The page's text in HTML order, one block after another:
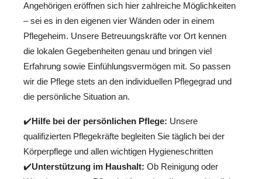
Angehörigen eröffnen sich hier zahlreiche Möglichkeiten
– sei es in den eigenen vier Wänden oder in einem
Pflegeheim. Unsere Betreuungskräfte vor Ort kennen
die lokalen Gegebenheiten genau und bringen viel
Erfahrung sowie Einfühlungsvermögen mit. So passen
wir die Pflege stets an den individuellen Pflegegrad und
die persönliche Situation an.
✔️Hilfe bei der persönlichen Pflege: Unsere
qualifizierten Pflegekräfte begleiten Sie täglich bei der
Körperpflege und allen wichtigen Hygieneschritten
✔️Unterstützung im Haushalt: Ob Reinigung oder